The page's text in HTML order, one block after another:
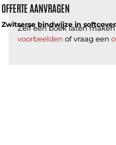
OFFERTE AANVRAGEN
Zwitserse bindwijze in softcover
Zelf een boek laten
voorbeelden of vraag een